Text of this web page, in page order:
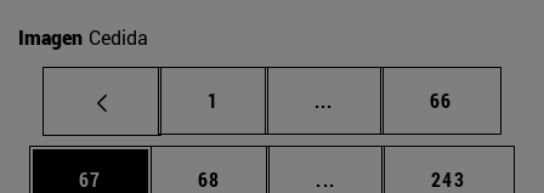
Imagen Cedida
Página
1 ... Páginas intermedias
Página
66
Página
67 Página
68 ... Páginas intermedias
Página
243